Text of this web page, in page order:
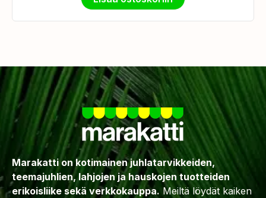
Marakatti on kotimainen juhlatarvikkeiden,
teemajuhlien, lahjojen ja hauskojen tuotteiden
erikoisliike sekä verkkokauppa. Meiltä löydät kaiken